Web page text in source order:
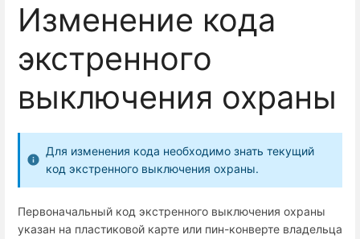
Изменение кода
экстренного
выключения охраны
Для изменения кода необходимо знать текущий
код экстренного выключения охраны.
Первоначальный код экстренного выключения охраны
указан на пластиковой карте или пин-конверте владельца